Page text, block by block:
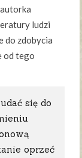
ludzi
do zdobycia
od tego
się do
oprzeć